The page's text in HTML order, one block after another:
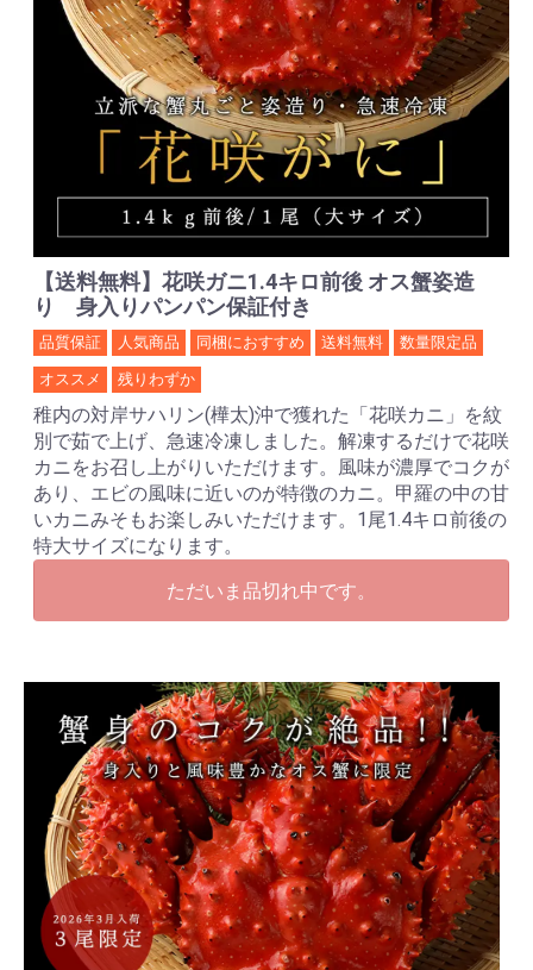
【送料無料】花咲ガニ1.4キロ前後 オス蟹姿造
り 身入りパンパン保証付き
品質保証 人気商品 同梱におすすめ 送料無料 数量限定品
オススメ 残りわずか
稚内の対岸サハリン(樺太)沖で獲れた「花咲カニ」を紋
別で茹で上げ、急速冷凍しました。解凍するだけで花咲
カニをお召し上がりいただけます。風味が濃厚でコクが
あり、エビの風味に近いのが特徴のカニ。甲羅の中の甘
いカニみそもお楽しみいただけます。1尾1.4キロ前後の
特大サイズになります。
ただいま品切れ中です。